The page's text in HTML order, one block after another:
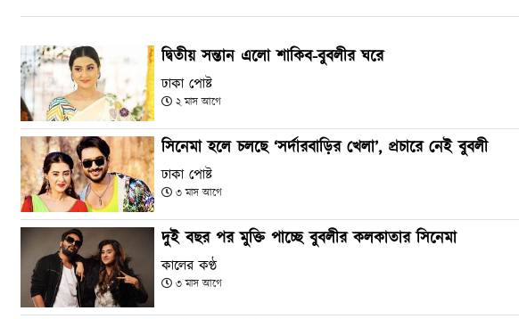
দ্বিতীয় সন্তান এলো শাকিব-বুবলীর ঘরে
ঢাকা পোষ্ট
২ মাস আগে
সিনেমা হলে চলছে ‘সর্দারবাড়ির খেলা’, প্রচারে নেই বুবলী
ঢাকা পোষ্ট
৩ মাস আগে
দুই বছর পর মুক্তি পাচ্ছে বুবলীর কলকাতার সিনেমা
কালের কণ্ঠ
৩ মাস আগে